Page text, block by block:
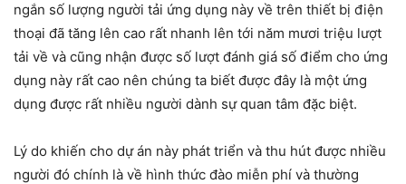
ngắn số lượng người tải ứng dụng này về trên thiết bị điện
thoại đã tăng lên cao rất nhanh lên tới năm mươi triệu lượt
tải về và cũng nhận được số lượt đánh giá số điểm cho ứng
dụng này rất cao nên chúng ta biết được đây là một ứng
dụng được rất nhiều người dành sự quan tâm đặc biệt.
Lý do khiến cho dự án này phát triển và thu hút được nhiều
người đó chính là về hình thức đào miễn phí và thường